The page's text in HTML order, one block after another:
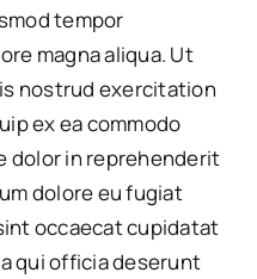
tempor
magna aliqua. Ut
nostrud exercitation
ex ea commodo
dolor in reprehenderit
dolore eu fugiat
occaecat cupidatat
qui officia deserunt